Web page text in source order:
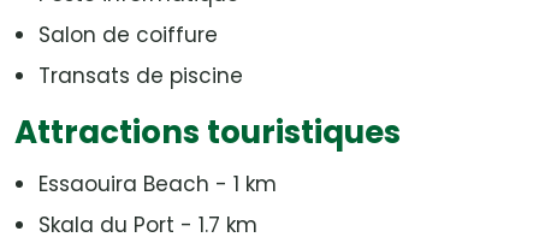
Salon de coiffure
Transats de piscine
Attractions touristiques
Essaouira Beach - 1 km
Skala du Port - 1.7 km